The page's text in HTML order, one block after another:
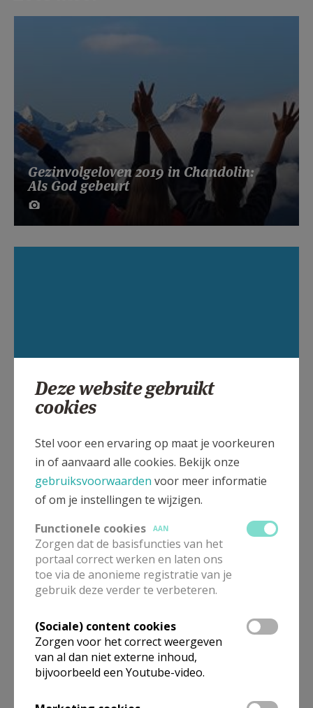
Gezinvolgeloven 2019 in Chandolin:
Als God gebeurt
Seks, de onderschatte motor achter de
ontkerkelijking
Rust op zondag
Deze website gebruikt
cookies
Stel voor een ervaring op maat je voorkeuren
in of aanvaard alle cookies. Bekijk onze
gebruiksvoorwaarden voor meer informatie
of om je instellingen te wijzigen.
Functionele cookies
AAN
Zorgen dat de basisfuncties van het
portaal correct werken en laten ons
toe via de anonieme registratie van je
gebruik deze verder te verbeteren.
(Sociale) content cookies
Zorgen voor het correct weergeven
van al dan niet externe inhoud,
bijvoorbeeld een Youtube-video.